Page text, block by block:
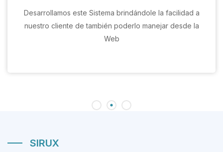
Desarrollamos este Sistema brindándole la facilidad a
nuestro cliente de también poderlo manejar desde la
Web
SIRUX